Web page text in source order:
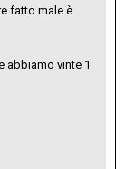
fatto male è
abbiamo vinte 1